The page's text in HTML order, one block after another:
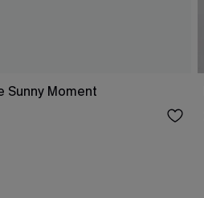
Sunny Moment